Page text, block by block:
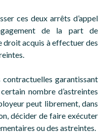
ces deux arrêts d’appel
de la part de
droit acquis à effectuer des
contractuelles garantissant
nombre d’astreintes
peut librement, dans
décider de faire exécuter
ou des astreintes.